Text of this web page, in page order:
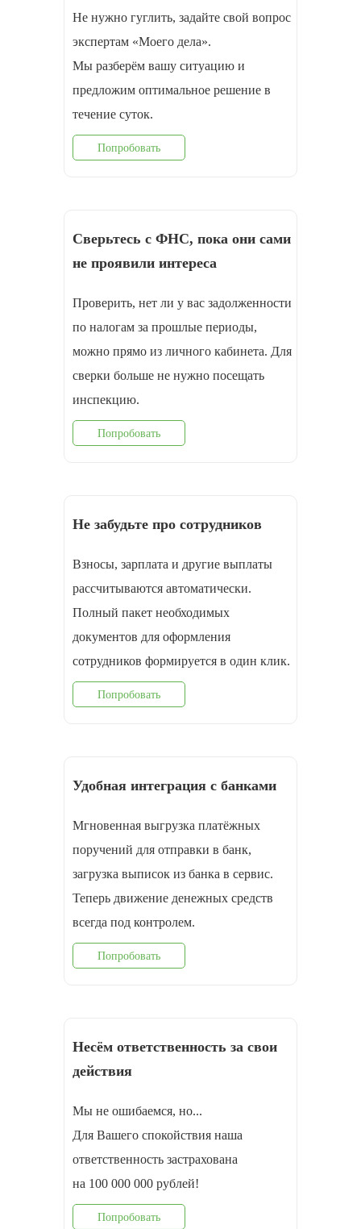
Не нужно гуглить, задайте свой вопрос
экспертам «Моего дела».
Мы разберём вашу ситуацию и
предложим оптимальное решение в
течение суток.
Попробовать
Сверьтесь с ФНС, пока они сами
не проявили интереса
Проверить, нет ли у вас задолженности
по налогам за прошлые периоды,
можно прямо из личного кабинета. Для
сверки больше не нужно посещать
инспекцию.
Попробовать
Не забудьте про сотрудников
Взносы, зарплата и другие выплаты
рассчитываются автоматически.
Полный пакет необходимых
документов для оформления
cотрудников формируется в один клик.
Попробовать
Удобная интеграция с банками
Мгновенная выгрузка платёжных
поручений для отправки в банк,
загрузка выписок из банка в сервис.
Теперь движение денежных средств
всегда под контролем.
Попробовать
Несём ответственность за свои
действия
Мы не ошибаемся, но...
Для Вашего спокойствия наша
ответственность застрахована
на 100 000 000 рублей!
Попробовать